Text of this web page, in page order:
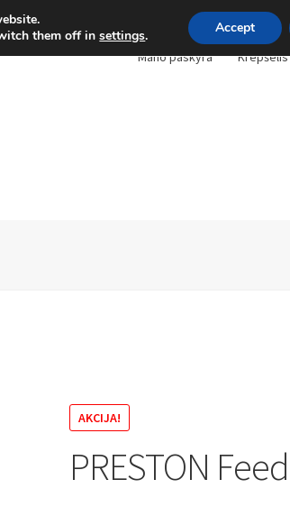
Mano paskyra Krepšelis
AKCIJA!
PRESTON
them off insettings. Accept